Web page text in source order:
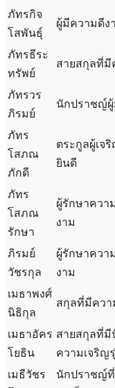
ภัทรกิจ
โสพันธุ์
ผู้มีความดีง
ภัทรธีระ
ทรัพย์
สายสกุลที่มี
ภัทรวร
ภิรมย์
นักปราชญ์
ภัทร
โสภณ
ภักดี
ตระกูลผู้เจ
ยินดี
ภัทร
โสภณ
รักษา
ผู้รักษาควา
งาม
ภิรมย์
วัชรกุล
ผู้รักษาควา
งาม
เมธาพงศ์
นิธิกุล
สกุลที่มีคว
เมธาอัคร
โยธิน
สายสกุลที่
ความเจริญรุ่
เมธีวัชร
นักปราชญ์